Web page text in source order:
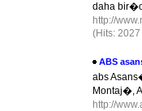
daha
http://
(Hits:
ABS
abs
Montaj�,
http://